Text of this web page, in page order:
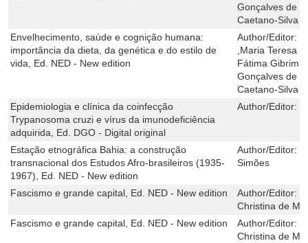
Gonçalves de
Caetano-Silva
Envelhecimento, saúde e cognição humana:
importância da dieta, da genética e do estilo de
vida, Ed. NED - New edition
Author/Editor:
,Maria Teresa
Fátima Gibrim
Gonçalves de
Caetano-Silva
Epidemiologia e clínica da coinfecção
Trypanosoma cruzi e vírus da imunodeficiência
adquirida, Ed. DGO - Digital original
Author/Editor:
Estação etnográfica Bahia: a construção
transnacional dos Estudos Afro-brasileiros (1935-
1967), Ed. NED - New edition
Author/Editor:
Simões
Fascismo e grande capital, Ed. NED - New edition Author/Editor:
Christina de
Fascismo e grande capital, Ed. NED - New edition
Author/Editor:
Christina de